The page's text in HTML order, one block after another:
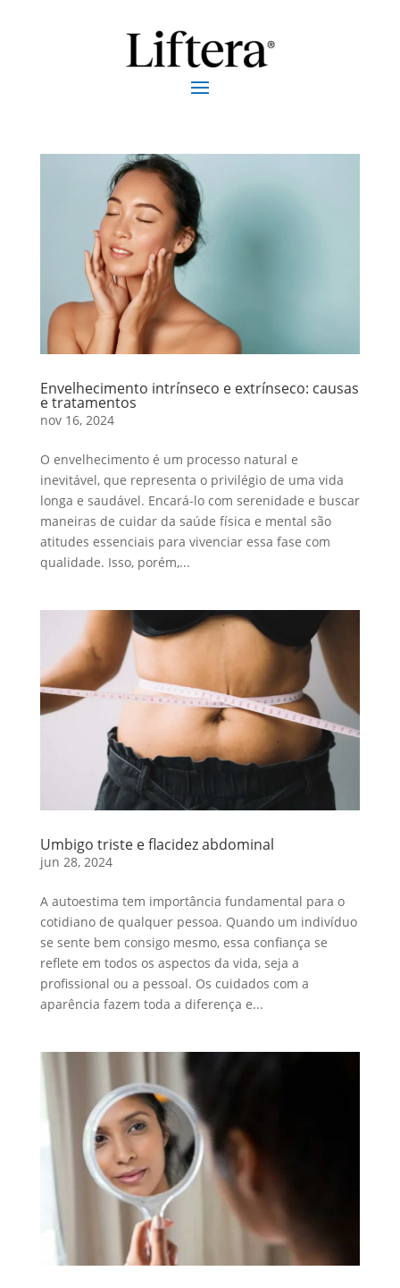
Envelhecimento intrínseco e extrínseco: causas
e tratamentos
nov 16, 2024
O envelhecimento é um processo natural e
inevitável, que representa o privilégio de uma vida
longa e saudável. Encará-lo com serenidade e buscar
maneiras de cuidar da saúde física e mental são
atitudes essenciais para vivenciar essa fase com
qualidade. Isso, porém,...
Umbigo triste e flacidez abdominal
jun 28, 2024
A autoestima tem importância fundamental para o
cotidiano de qualquer pessoa. Quando um indivíduo
se sente bem consigo mesmo, essa confiança se
reflete em todos os aspectos da vida, seja a
profissional ou a pessoal. Os cuidados com a
aparência fazem toda a diferença e...